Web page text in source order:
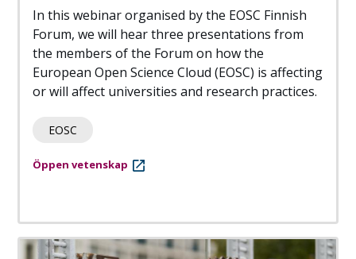
In this webinar organised by the EOSC Finnish
Forum, we will hear three presentations from
the members of the Forum on how the
European Open Science Cloud (EOSC) is affecting
or will affect universities and research practices.
EOSC
Öppen vetenskap